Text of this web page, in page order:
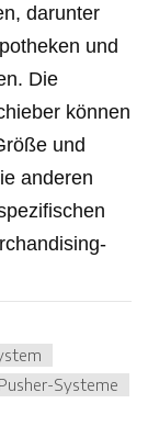
darunter
und
Die
können
und
anderen
Pusher-Systeme